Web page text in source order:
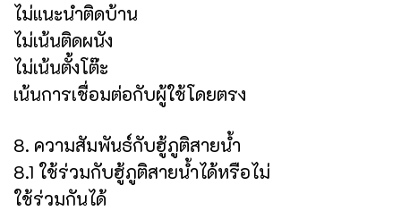
ไม่แนะนำติดบ้าน
ไม่เน้นติดผนัง
ไม่เน้นตั้งโต๊ะ
เน้นการเชื่อมต่อกับผู้ใช้โดยตรง
8. ความสัมพันธ์กับฮู้ภูติสายน้ำ
8.1 ใช้ร่วมกับฮู้ภูติสายน้ำได้หรือไม่
ใช้ร่วมกันได้